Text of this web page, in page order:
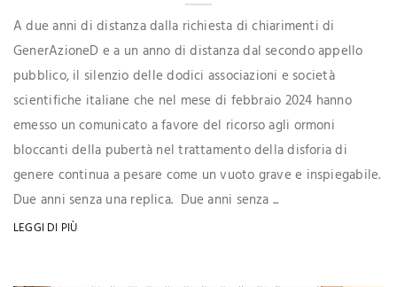
A due anni di distanza dalla richiesta di chiarimenti di
GenerAzioneD e a un anno di distanza dal secondo appello
pubblico, il silenzio delle dodici associazioni e società
scientifiche italiane che nel mese di febbraio 2024 hanno
emesso un comunicato a favore del ricorso agli ormoni
bloccanti della pubertà nel trattamento della disforia di
genere continua a pesare come un vuoto grave e inspiegabile.
Due anni senza una replica. Due anni senza ...
LEGGI DI PIÙ